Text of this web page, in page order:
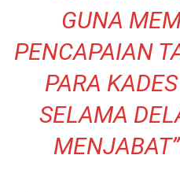
GUNA
PENCAPAIAN
PARA
SELAMA